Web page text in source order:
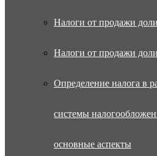
Налоги от продажи
Налоги от продажи
Определение налога в
системы
основные аспекты